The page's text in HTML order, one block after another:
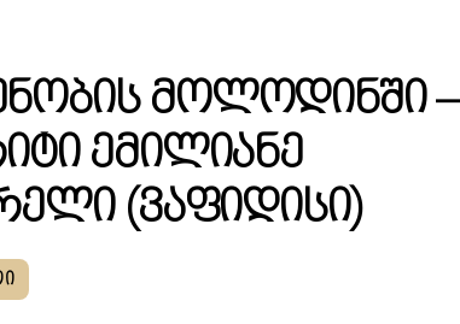
Მოლოდინში –
Ემილიანე
(ვაფიდისი)